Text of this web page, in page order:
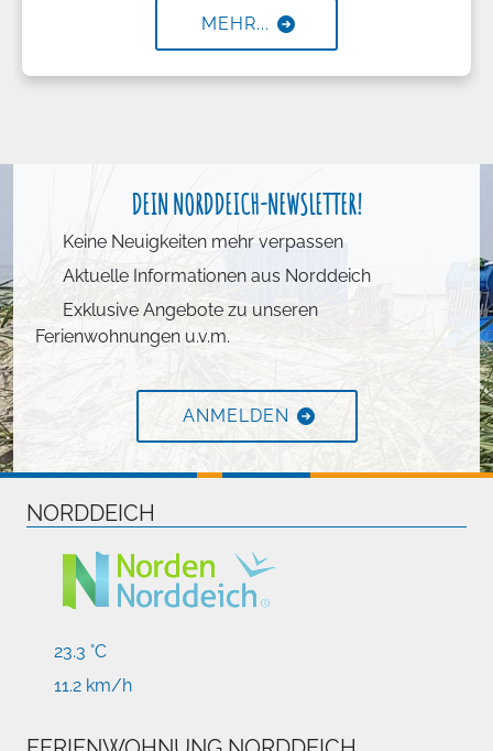
MEHR...
DEIN NORDDEICH-NEWSLETTER!
Keine Neuigkeiten mehr verpassen
Aktuelle Informationen aus Norddeich
Exklusive Angebote zu unseren
Ferienwohnungen u.v.m.
ANMELDEN
NORDDEICH
23.3 °C
11.2 km/h